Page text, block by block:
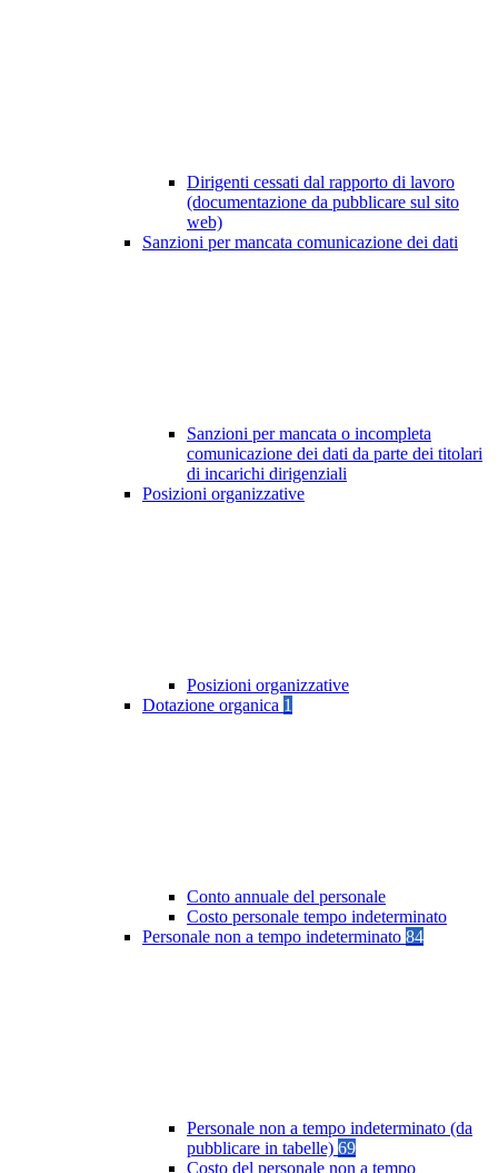
Dirigenti cessati dal rapporto di lavoro
(documentazione da pubblicare sul sito
web)
Sanzioni per mancata comunicazione dei dati
Sanzioni per mancata o incompleta
comunicazione dei dati da parte dei titolari
di incarichi dirigenziali
Posizioni organizzative
Posizioni organizzative
Dotazione organica 1
Conto annuale del personale
Costo personale tempo indeterminato
Personale non a tempo indeterminato 84
Personale non a tempo indeterminato (da
pubblicare in tabelle) 69
Costo del personale non a tempo